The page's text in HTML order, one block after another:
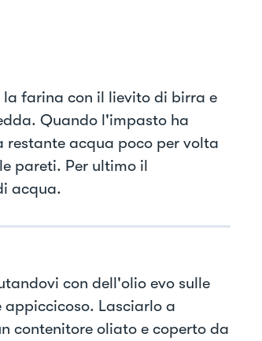
farina con il lievito di birra e
Quando l'impasto ha
restante acqua poco per volta
pareti. Per ultimo il
acqua.
con dell'olio evo sulle
Lasciarlo a
contenitore oliato e coperto da